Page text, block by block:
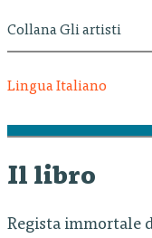
Collana Gli artisti
Lingua Italiano
Il libro
Regista immortale